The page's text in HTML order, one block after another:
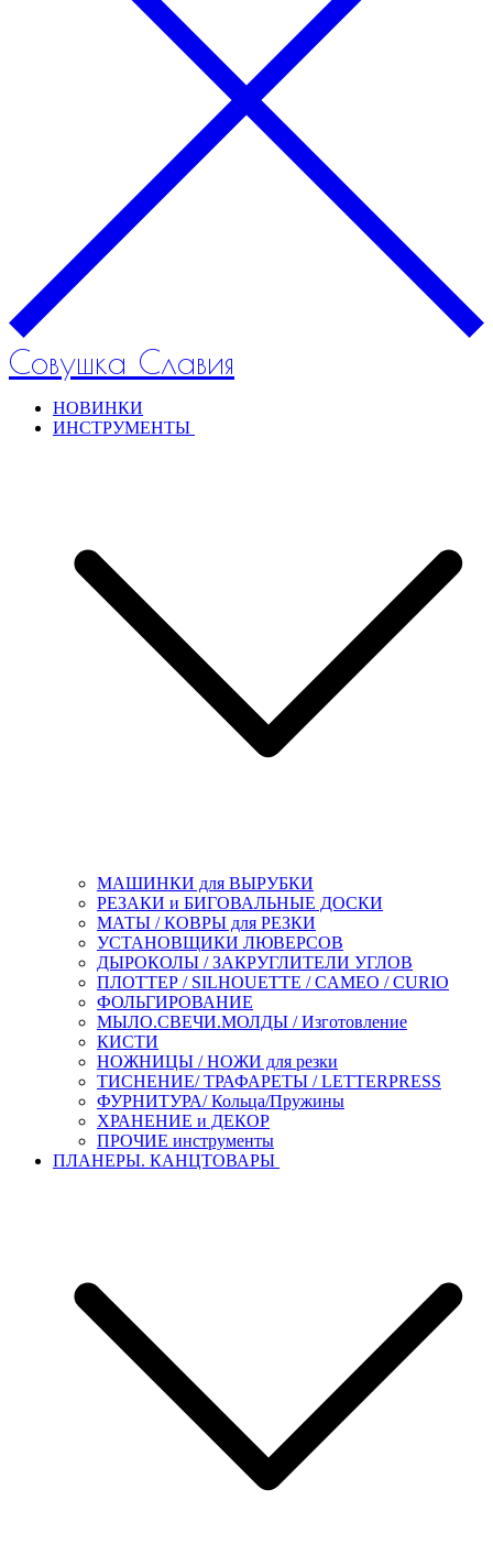
Совушка Славия
НОВИНКИ
ИНСТРУМЕНТЫ
МАШИНКИ для ВЫРУБКИ
РЕЗАКИ и БИГОВАЛЬНЫЕ ДОСКИ
МАТЫ / КОВРЫ для РЕЗКИ
УСТАНОВЩИКИ ЛЮВЕРСОВ
ДЫРОКОЛЫ / ЗАКРУГЛИТЕЛИ УГЛОВ
ПЛОТТЕР / SILHOUETTE / CAMEO / CURIO
ФОЛЬГИРОВАНИЕ
МЫЛО.СВЕЧИ.МОЛДЫ / Изготовление
КИСТИ
НОЖНИЦЫ / НОЖИ для резки
ТИСНЕНИЕ/ ТРАФАРЕТЫ / LETTERPRESS
ФУРНИТУРА/ Кольца/Пружины
ХРАНЕНИЕ и ДЕКОР
ПРОЧИЕ инструменты
ПЛАНЕРЫ. КАНЦТОВАРЫ